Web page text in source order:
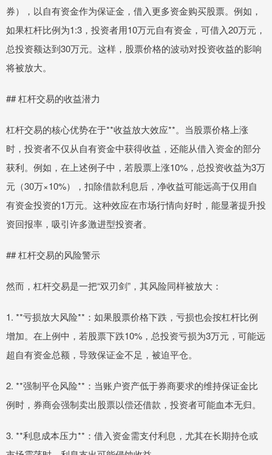
券），以自有资金作为保证金，借入更多资金购买股票。例如，
如果杠杆比例为1:3，投资者用10万元自有资金，可借入20万元，
总投资额达到30万元。这样，股票价格的波动对投资收益的影响
将被放大。
## 杠杆交易的收益潜力
杠杆交易的核心优势在于**收益放大效应**。当股票价格上涨
时，投资者不仅从自有资金中获得收益，还能从借入资金的部分
获利。例如，在上述例子中，若股票上涨10%，总投资收益为3万
元（30万×10%），扣除借款利息后，净收益可能远高于仅用自
有资金投资的1万元。这种效应在市场行情向好时，能显著提升投
资回报率，吸引许多激进型投资者。
## 杠杆交易的风险警示
然而，杠杆交易是一把“双刃剑”，其风险同样被放大：
1. **亏损放大风险**：如果股票价格下跌，亏损也会按杠杆比例
增加。在上例中，若股票下跌10%，总投资亏损为3万元，可能远
超自有资金总额，导致保证金不足，被迫平仓。
2. **强制平仓风险**：当账户资产低于券商要求的维持保证金比
例时，券商会强制卖出股票以偿还借款，投资者可能血本无归。
3. **利息成本压力**：借入资金需支付利息，尤其在长期持仓或